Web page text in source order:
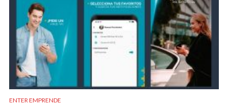
ENTER EMPRENDE